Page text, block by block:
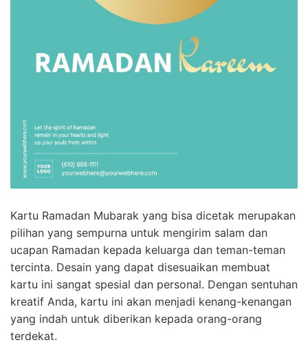
Kartu Ramadan Mubarak yang bisa dicetak merupakan
pilihan yang sempurna untuk mengirim salam dan
ucapan Ramadan kepada keluarga dan teman-teman
tercinta. Desain yang dapat disesuaikan membuat
kartu ini sangat spesial dan personal. Dengan sentuhan
kreatif Anda, kartu ini akan menjadi kenang-kenangan
yang indah untuk diberikan kepada orang-orang
terdekat.